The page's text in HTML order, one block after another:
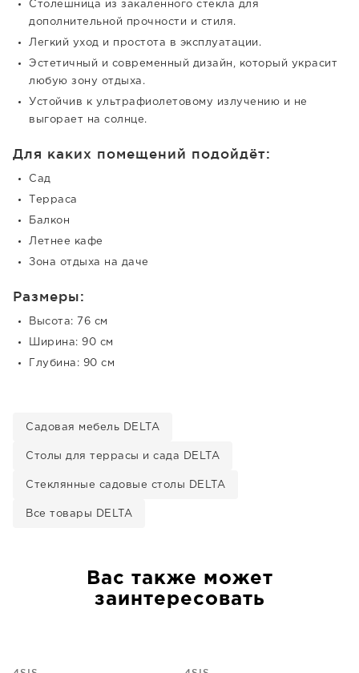
Столешница из закаленного стекла для
дополнительной прочности и стиля.
Легкий уход и простота в эксплуатации.
Эстетичный и современный дизайн, который украсит
любую зону отдыха.
Устойчив к ультрафиолетовому излучению и не
выгорает на солнце.
Для каких помещений подойдёт:
Сад
Терраса
Балкон
Летнее кафе
Зона отдыха на даче
Размеры:
Высота: 76 см
Ширина: 90 см
Глубина: 90 см
Садовая мебель DELTA
Столы для террасы и сада DELTA
Стеклянные садовые столы DELTA
Все товары DELTA
Вас также может
заинтересовать